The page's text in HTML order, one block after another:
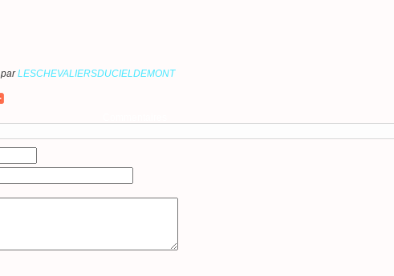
parLESCHEVALIERSDUCIELDEMONT